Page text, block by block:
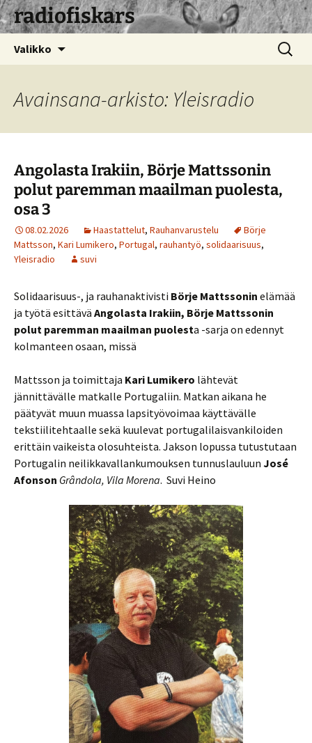
radiofiskars
Valikko Haku:
Avainsana-arkisto: Yleisradio
Angolasta Irakiin, Börje Mattssonin
polut paremman maailman puolesta,
osa 3
08.02.2026 Haastattelut, Rauhanvarustelu
Börje
Mattsson, Kari Lumikero, Portugal, rauhantyö, solidaarisuus,
Yleisradio
suvi
Solidaarisuus-, ja rauhanaktivisti Börje Mattssonin elämää
ja työtä esittävä Angolasta Irakiin, Börje Mattssonin
polut paremman maailman puolesta -sarja on edennyt
kolmanteen osaan, missä
Mattsson ja toimittaja Kari Lumikero lähtevät
jännittävälle matkalle Portugaliin. Matkan aikana he
päätyvät muun muassa lapsityövoimaa käyttävälle
tekstiilitehtaalle sekä kuulevat portugalilaisvankiloiden
erittäin vaikeista olosuhteista. Jakson lopussa tutustutaan
Portugalin neilikkavallankumouksen tunnuslauluun José
Afonson Grândola, Vila Morena. Suvi Heino